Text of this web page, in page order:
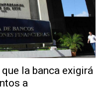
la banca exigirá
a